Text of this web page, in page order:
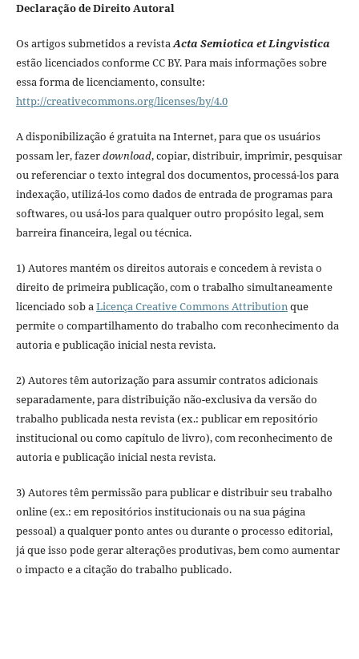
Declaração de Direito Autoral
Os artigos submetidos a revistaActa Semiotica et Lingvistica
estão licenciados conforme CC BY. Para mais informações sobre
essa forma de licenciamento, consulte:
http://creativecommons.org/licenses/by/4.0
A disponibilização é gratuita na Internet, para que os usuários
possam ler, fazerdownload, copiar, distribuir, imprimir, pesquisar
ou referenciar o texto integral dos documentos, processá-los para
indexação, utilizá-los como dados de entrada de programas para
softwares, ou usá-los para qualquer outro propósito legal, sem
barreira financeira, legal ou técnica.
1) Autores mantém os direitos autorais e concedem à revista o
direito de primeira publicação, com o trabalho simultaneamente
licenciado sob aLicença Creative Commons Attributionque
permite o compartilhamento do trabalho com reconhecimento da
autoria e publicação inicial nesta revista.
2) Autores têm autorização para assumir contratos adicionais
separadamente, para distribuição não-exclusiva da versão do
trabalho publicada nesta revista (ex.: publicar em repositório
institucional ou como capítulo de livro), com reconhecimento de
autoria e publicação inicial nesta revista.
3) Autores têm permissão para publicar e distribuir seu trabalho
online (ex.: em repositórios institucionais ou na sua página
pessoal) a qualquer ponto antes ou durante o processo editorial,
já que isso pode gerar alterações produtivas, bem como aumentar
o impacto e a citação do trabalho publicado.